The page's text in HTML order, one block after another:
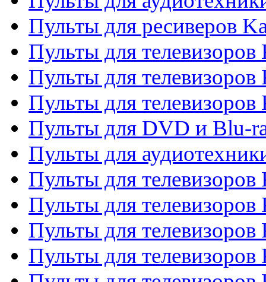
Пульты для ресиверов
Пульты для телевизоров
Пульты для телевизоров
Пульты для телевизоров
Пульты для DVD и Blu-
Пульты для
Пульты для
Пульты для телевизоров
Пульты для телевизоров
Пульты для телевизоров